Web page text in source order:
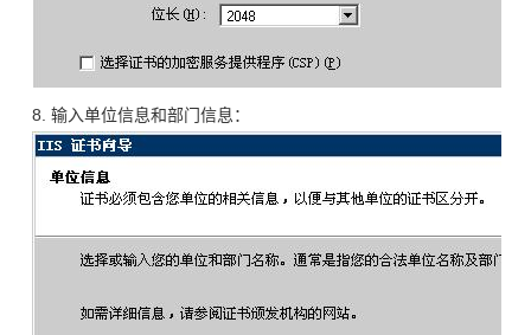
8. 输入单位信息和部门信息：